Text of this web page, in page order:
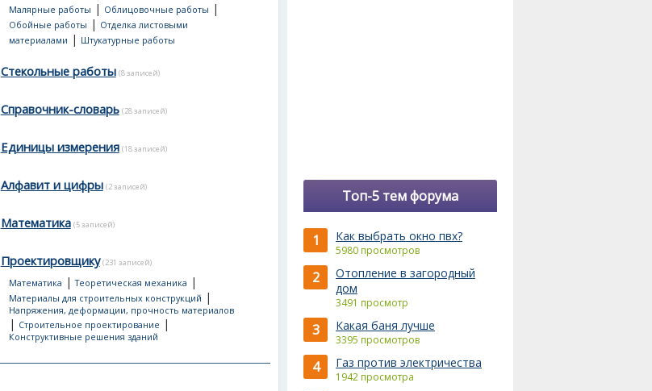
Малярные работы | Облицовочные работы |
Обойные работы | Отделка листовыми
материалами | Штукатурные работы
Стекольные работы (8 записей)
Справочник-словарь (28 записей)
Единицы измерения (18 записей)
Алфавит и цифры (2 записей)
Математика (5 записей)
Проектировщику (231 записей)
Математика |Теоретическая механика |
Материалы для строительных конструкций |
Напряжения, деформации, прочность материалов
| Строительное проектирование |
Конструктивные решения зданий
Топ-5 тем форума
1 Как выбрать окно пвх?
5980 просмотров
2
Отопление в загородный
дом
3491 просмотр
3 Какая баня лучше
3395 просмотров
4 Газ против электричества
1942 просмотра